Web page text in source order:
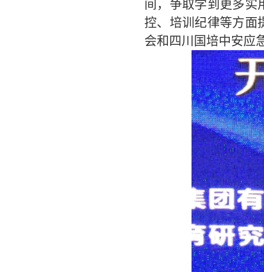
间，争取学到更多实
控、培训纪律等方面
会和四川国培中安应